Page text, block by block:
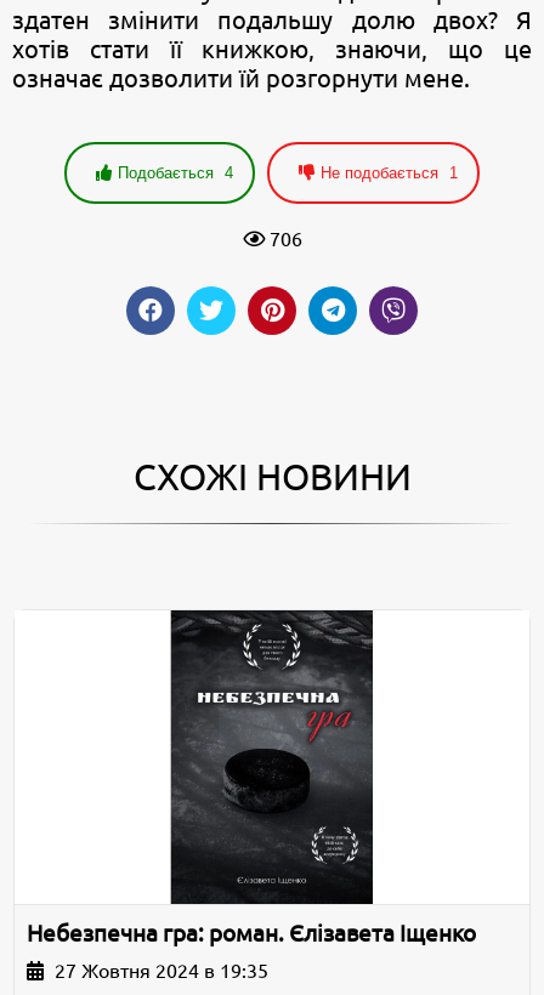
здатен змінити подальшу долю двох? Я
хотів стати її книжкою, знаючи, що це
означає дозволити їй розгорнути мене.
Подобається 4 Не подобається 1
706
СХОЖІ НОВИНИ
Небезпечна гра: роман. Єлізавета Іщенко
27 Жовтня 2024 в 19:35